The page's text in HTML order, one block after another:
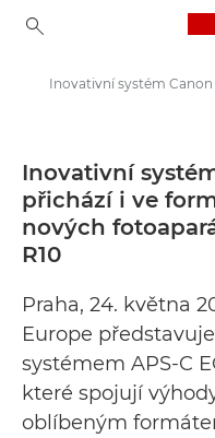
Tiskové centrum
Inovativní
přichází i ve
nových
R10
Praha, 24. května
Europe
systémem APS-C
které spojují
oblíbeným